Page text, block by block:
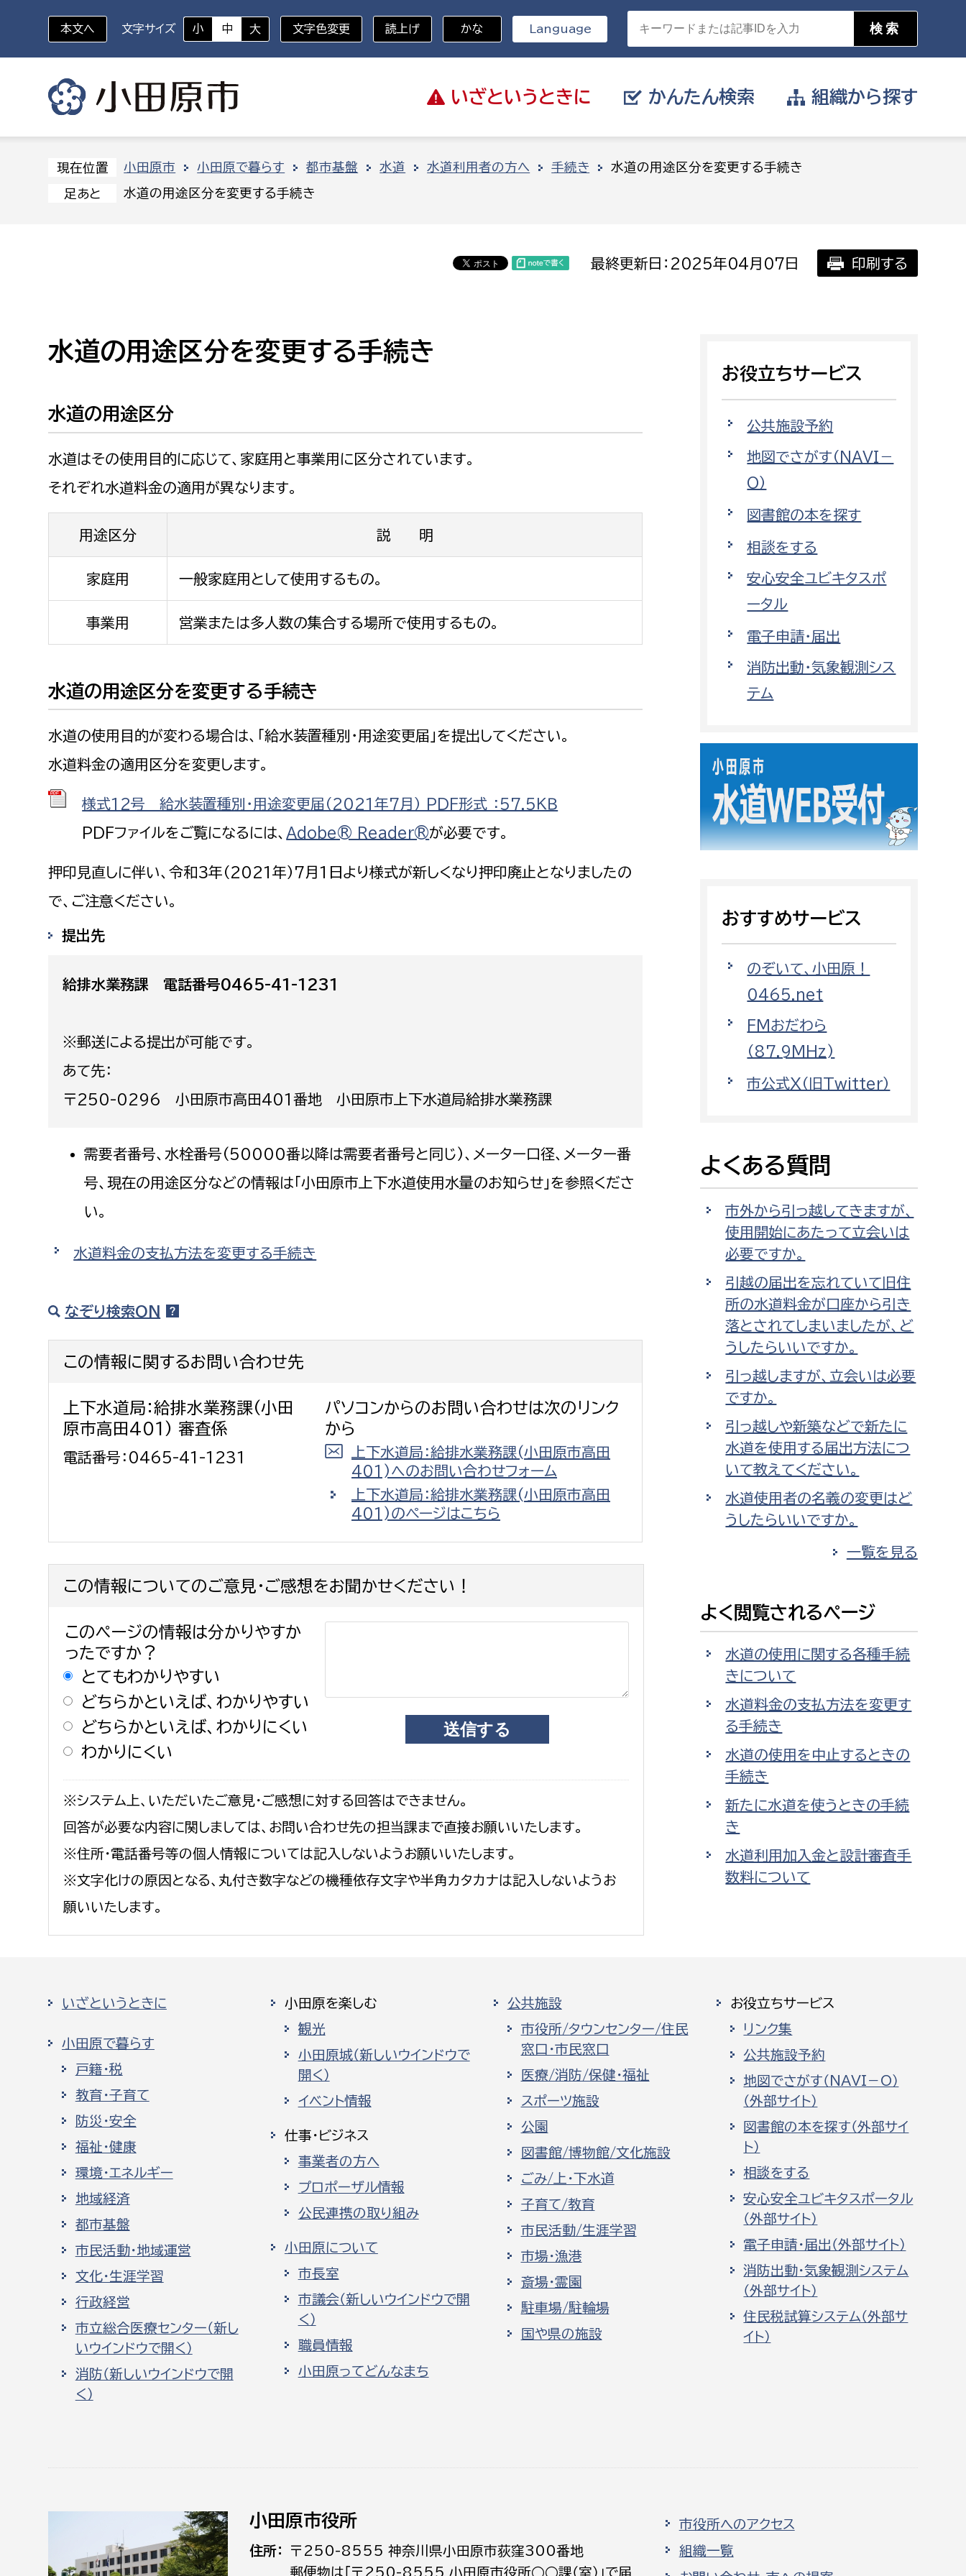
いざと いうときに
いざというときに
かんたん検索
対象者を選択
高校生・大学生など
妊産婦
高齢者
事業者
労働者
ペット
分野を選択
防災・安全
地域経済
行政経営
市議会
目的を選択
届け出や申請をしたい
支払いをしたい
働きたい
小田原のことを知りたい
イベント・講座などに参加したい
まちづくりに関わりたい
組織から探す
組織から探す
部に属さない室 企画部
職員課
市民部
地域政策課
地域安全課
人権・男女共同参画課
戸籍住民課
防災対策課
文化財課
スポーツ課
環境部
環境政策課
ゼロカーボン推進課
環境保護課
福祉健康部
生活援護課
高齢介護課
障がい福祉課
保険課
子ども若者部
子ども若者支援課
保育課
農政課
水産海浜課
都市政策課
開発審査課
国県事業推進課
土木管理課
道水路整備課
建築課
病院管理局：経営管理課
消防
消防総務課
救急課
消防課
警防第1課
警防第2課
上下水道局
経営総務課
水道整備課
下水道整備課
浄水管理課
教育総務課
教育指導課
選挙管理委員会事務局
本文へ 文字サイズ 小 中 大 文字色変更 読上げ かな Language
現在位置 小田原市 小田原で暮らす 都市基盤 水道 水道利用者の方へ 手続き 水道の用途区分を変更する手続き
足あと 水道の用途区分を変更する手続き
最終更新日：2025年04月07日 印刷する
水道の用途区分を変更する手続き
水道の用途区分
水道はその使用目的に応じて、家庭用と事業用に区分されています。
それぞれ水道料金の適用が異なります。
用途区分 説 明
家庭用 一般家庭用として使用するもの。
事業用 営業または多人数の集合する場所で使用するもの。
水道の用途区分を変更する手続き
水道の使用目的が変わる場合は、「給水装置種別・用途変更届」を提出してください。
水道料金の適用区分を変更します。
様式12号 給水装置種別・用途変更届（2021年7月） PDF形式 ：57.5ＫＢ
PDFファイルをご覧になるには、 Adobe® Reader®が必要です。
押印見直しに伴い、令和３年（2021年）7月1日より様式が新しくなり押印廃止となりましたの
で、ご注意ください。
提出先
給排水業務課 電話番号0465-41-1231
※郵送による提出が可能です。
あて先：
〒250-0296 小田原市高田401番地 小田原市上下水道局給排水業務課
需要者番号、水栓番号(50000番以降は需要者番号と同じ)、メーター口径、メーター番
号、現在の用途区分などの情報は「小田原市上下水道使用水量のお知らせ」を参照くださ
い。
水道料金の支払方法を変更する手続き
なぞり検索ON
この情報に関するお問い合わせ先
上下水道局：給排水業務課(小田
原市高田401) 審査係
電話番号：0465-41-1231
パソコンからのお問い合わせは次のリンク
から
上下水道局：給排水業務課(小田原市高田
401)へのお問い合わせフォーム
上下水道局：給排水業務課(小田原市高田
401)のページはこちら
この情報についてのご意見・ご感想をお聞かせください！
このページの情報は分かりやすか
ったですか？
とてもわかりやすい
どちらかといえば、わかりやすい
どちらかといえば、わかりにくい
わかりにくい
※システム上、いただいたご意見・ご感想に対する回答はできません。
回答が必要な内容に関しましては、お問い合わせ先の担当課まで直接お願いいたします。
※住所・電話番号等の個人情報については記入しないようお願いいたします。
※文字化けの原因となる、丸付き数字などの機種依存文字や半角カタカナは記入しないようお
願いいたします。
お役立ちサービス
公共施設予約
地図でさがす（NAVI－
O）
図書館の本を探す
相談をする
安心安全ユビキタスポ
ータル
電子申請・届出
消防出動・気象観測シス
テム
おすすめサービス
のぞいて、小田原！
0465.net
FMおだわら
（87.9MHz)
市公式X（旧Twitter）
よくある質問
市外から引っ越してきますが、
使用開始にあたって立会いは
必要ですか。
引越の届出を忘れていて旧住
所の水道料金が口座から引き
落とされてしまいましたが、ど
うしたらいいですか。
引っ越しますが、立会いは必要
ですか。
引っ越しや新築などで新たに
水道を使用する届出方法につ
いて教えてください。
水道使用者の名義の変更はど
うしたらいいですか。
一覧を見る
よく閲覧されるページ
水道の使用に関する各種手続
きについて
水道料金の支払方法を変更す
る手続き
水道の使用を中止するときの
手続き
新たに水道を使うときの手続
き
水道利用加入金と設計審査手
数料について
いざというときに
小田原で暮らす
戸籍・税
教育・子育て
防災・安全
福祉・健康
環境・エネルギー
地域経済
都市基盤
市民活動・地域運営
文化・生涯学習
行政経営
市立総合医療センター（新し
いウインドウで開く）
消防（新しいウインドウで開
く）
小田原を楽しむ
観光
小田原城（新しいウインドウで
開く）
イベント情報
仕事・ビジネス
事業者の方へ
プロポーザル情報
公民連携の取り組み
小田原について
市長室
市議会（新しいウインドウで開
く）
職員情報
小田原ってどんなまち
公共施設
市役所/タウンセンター/住民
窓口・市民窓口
医療/消防/保健・福祉
スポーツ施設
公園
図書館/博物館/文化施設
ごみ/上・下水道
子育て/教育
市民活動/生涯学習
市場・漁港
斎場・霊園
駐車場/駐輪場
国や県の施設
お役立ちサービス
リンク集
公共施設予約
地図でさがす（NAVI－O）
（外部サイト）
図書館の本を探す（外部サイ
ト）
相談をする
安心安全ユビキタスポータル
（外部サイト）
電子申請・届出（外部サイト）
消防出動・気象観測システム
（外部サイト）
住民税試算システム（外部サ
イト）
小田原市役所
住所
〒250-8555 神奈川県小田原市荻窪300番地
郵便物は「〒250-8555 小田原市役所○○課（室）」で届
市役所へのアクセス
組織一覧